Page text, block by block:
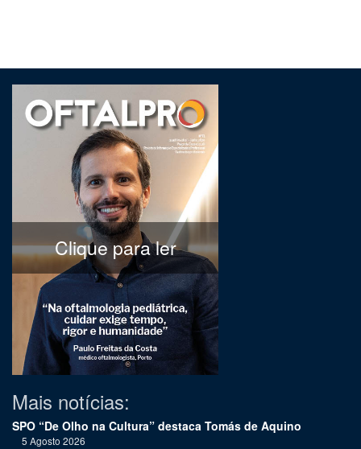
Clique para ler
Mais notícias:
SPO “De Olho na Cultura” destaca Tomás de Aquino
5 Agosto 2026